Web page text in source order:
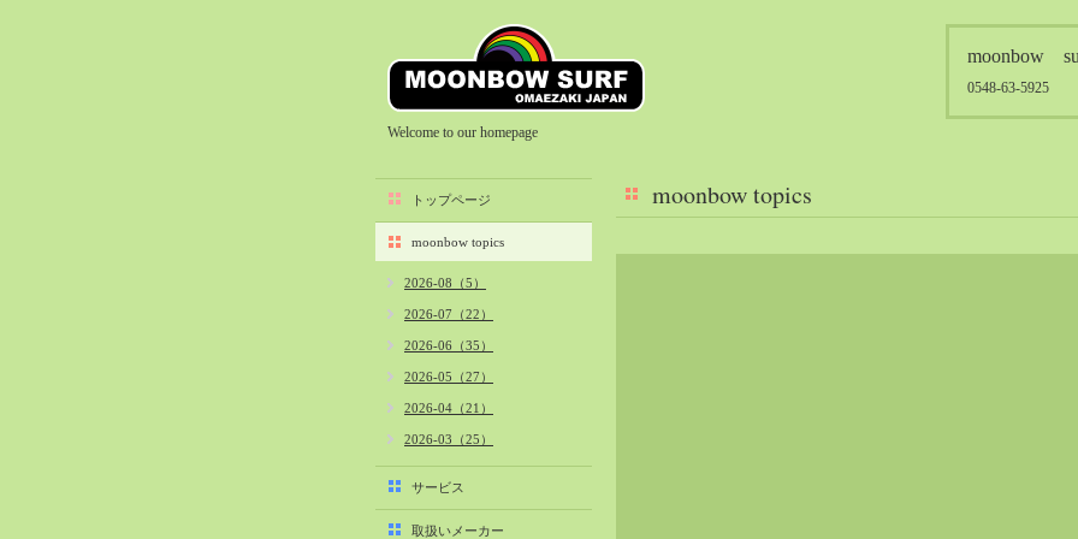
moonbow
0548-63-5925
Welcome to our homepage
moonbow topics
トップページ
moonbow topics
2026-08（5）
2026-07（22）
2026-06（35）
2026-05（27）
2026-04（21）
2026-03（25）
2026-02（22）
2025-12（34）
サービス
取扱いメーカー